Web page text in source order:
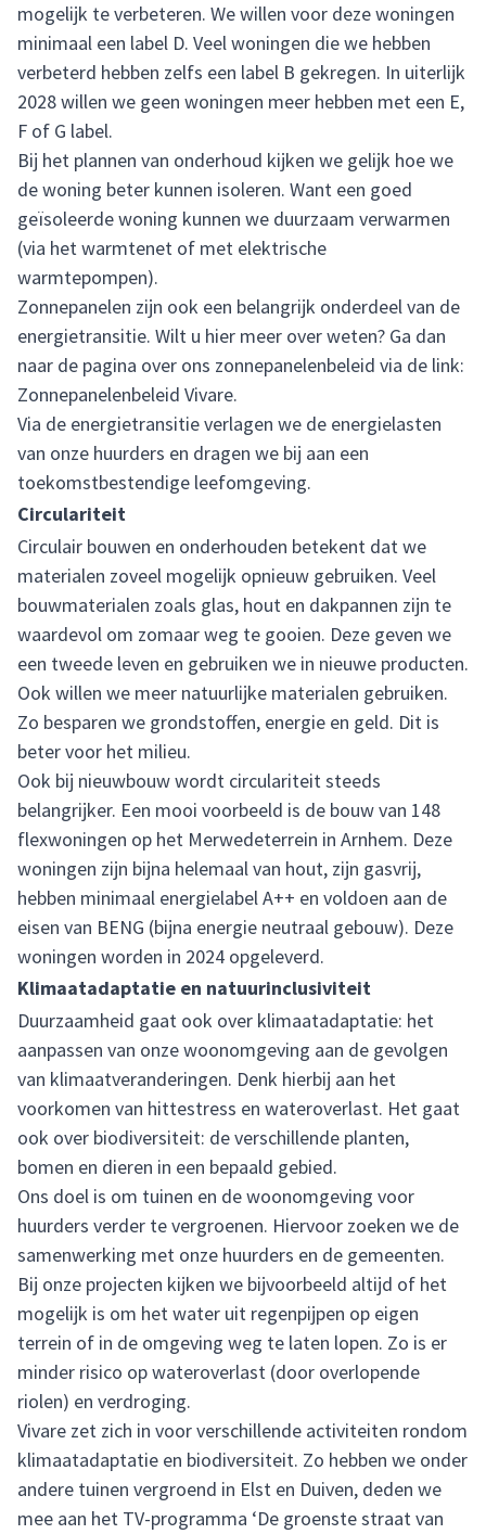
mogelijk te verbeteren. We willen voor deze woningen
minimaal een label D. Veel woningen die we hebben
verbeterd hebben zelfs een label B gekregen. In uiterlijk
2028 willen we geen woningen meer hebben met een E,
F of G label.
Bij het plannen van onderhoud kijken we gelijk hoe we
de woning beter kunnen isoleren. Want een goed
geïsoleerde woning kunnen we duurzaam verwarmen
(via het warmtenet of met elektrische
warmtepompen).
Zonnepanelen zijn ook een belangrijk onderdeel van de
energietransitie. Wilt u hier meer over weten? Ga dan
naar de pagina over ons zonnepanelenbeleid via de link:
Zonnepanelenbeleid Vivare.
Via de energietransitie verlagen we de energielasten
van onze huurders en dragen we bij aan een
toekomstbestendige leefomgeving.
Circulariteit
Circulair bouwen en onderhouden betekent dat we
materialen zoveel mogelijk opnieuw gebruiken. Veel
bouwmaterialen zoals glas, hout en dakpannen zijn te
waardevol om zomaar weg te gooien. Deze geven we
een tweede leven en gebruiken we in nieuwe producten.
Ook willen we meer natuurlijke materialen gebruiken.
Zo besparen we grondstoffen, energie en geld. Dit is
beter voor het milieu.
Ook bij nieuwbouw wordt circulariteit steeds
belangrijker. Een mooi voorbeeld is de bouw van 148
flexwoningen op het Merwedeterrein in Arnhem. Deze
woningen zijn bijna helemaal van hout, zijn gasvrij,
hebben minimaal energielabel A++ en voldoen aan de
eisen van BENG (bijna energie neutraal gebouw). Deze
woningen worden in 2024 opgeleverd.
Klimaatadaptatie en natuurinclusiviteit
Duurzaamheid gaat ook over klimaatadaptatie: het
aanpassen van onze woonomgeving aan de gevolgen
van klimaatveranderingen. Denk hierbij aan het
voorkomen van hittestress en wateroverlast. Het gaat
ook over biodiversiteit: de verschillende planten,
bomen en dieren in een bepaald gebied.
Ons doel is om tuinen en de woonomgeving voor
huurders verder te vergroenen. Hiervoor zoeken we de
samenwerking met onze huurders en de gemeenten.
Bij onze projecten kijken we bijvoorbeeld altijd of het
mogelijk is om het water uit regenpijpen op eigen
terrein of in de omgeving weg te laten lopen. Zo is er
minder risico op wateroverlast (door overlopende
riolen) en verdroging.
Vivare zet zich in voor verschillende activiteiten rondom
klimaatadaptatie en biodiversiteit. Zo hebben we onder
andere tuinen vergroend in Elst en Duiven, deden we
mee aan het TV-programma ‘De groenste straat van